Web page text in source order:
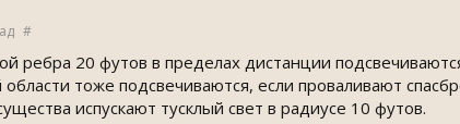
#
ребра 20 футов в пределах дистанции
тоже подсвечиваются, если проваливают
испускают тусклый свет в радиусе 10 футов.